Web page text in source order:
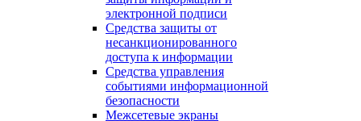
электронной подписи
Средства защиты от
несанкционированного
доступа к информации
Средства управления
событиями информационной
безопасности
Межсетевые экраны